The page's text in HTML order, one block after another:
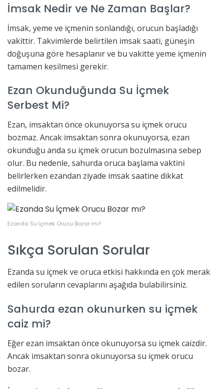
İmsak Nedir ve Ne Zaman Başlar?
İmsak, yeme ve içmenin sonlandığı, orucun başladığı
vakittir. Takvimlerde belirtilen imsak saati, güneşin
doğuşuna göre hesaplanır ve bu vakitte yeme içmenin
tamamen kesilmesi gerekir.
Ezan Okunduğunda Su İçmek
Serbest Mi?
Ezan, imsaktan önce okunuyorsa su içmek orucu
bozmaz. Ancak imsaktan sonra okunuyorsa, ezan
okunduğu anda su içmek orucun bozulmasına sebep
olur. Bu nedenle, sahurda oruca başlama vaktini
belirlerken ezandan ziyade imsak saatine dikkat
edilmelidir.
Ezanda Su İçmek Orucu Bozar mı?
Sıkça Sorulan Sorular
Ezanda su içmek ve oruca etkisi hakkında en çok merak
edilen soruların cevaplarını aşağıda bulabilirsiniz.
Sahurda ezan okunurken su içmek
caiz mi?
Eğer ezan imsaktan önce okunuyorsa su içmek caizdir.
Ancak imsaktan sonra okunuyorsa su içmek orucu
bozar.